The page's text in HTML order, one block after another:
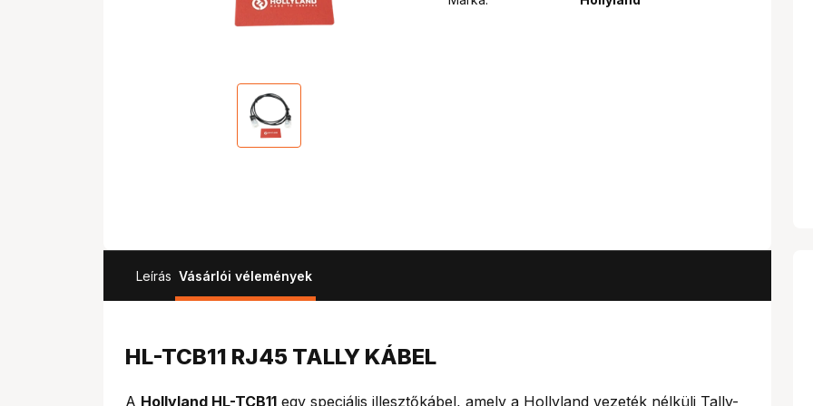
Leírás Vásárlói vélemények
HL-TCB11 RJ45 TALLY KÁBEL
A Hollyland HL-TCB11 egy speciális illesztőkábel, amely a Hollyland vezeték nélküli Tally-